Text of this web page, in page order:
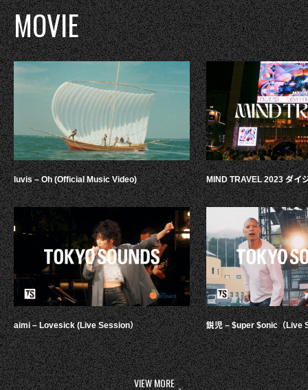
MOVIE
luvis – Oh (Official Music Video)
aimi – Lovesick (Live Session）
MIND TRAVEL 2023 ダイ
鋭児 – $uper $onic（Live
VIEW MORE